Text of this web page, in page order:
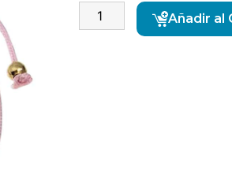
Añadir al